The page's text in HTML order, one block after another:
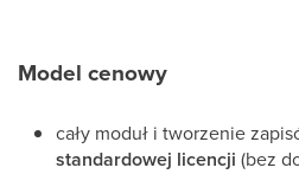
Model cenowy
cały moduł i tworzenie
standardowej licencji (bez